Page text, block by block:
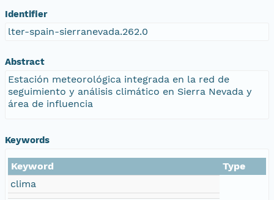
Identifier
lter-spain-sierranevada.262.0
Abstract
Estación meteorológica integrada en la red de
seguimiento y análisis climático en Sierra Nevada y
área de influencia
Keywords
Keyword
Type
clima